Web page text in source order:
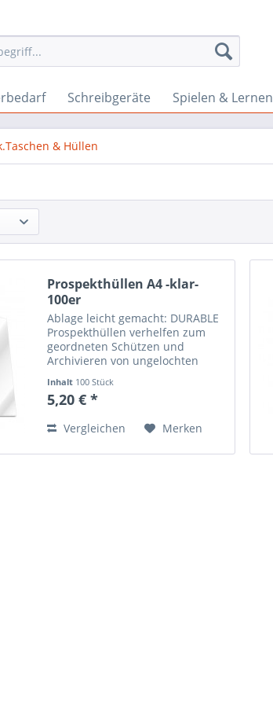
Schreibgeräte Spielen & Lernen
& Hüllen
Prospekthüllen A4 -klar-
100er
Ablage leicht gemacht: DURABLE
Prospekthüllen verhelfen zum
geordneten Schützen und
Archivieren von ungelochten
Prospekthülle aus Polypropylen in
glasklarer Ausführung • Mit
Inhalt 100 Stück
5,20 € *
Vergleichen Merken